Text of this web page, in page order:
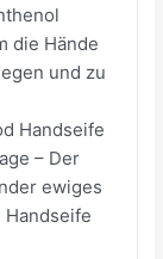
die Hände
und zu
Handseife
– Der
ewiges